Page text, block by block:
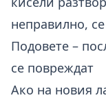
неправилно,
Подовете –
се повреждат
Ако на новия